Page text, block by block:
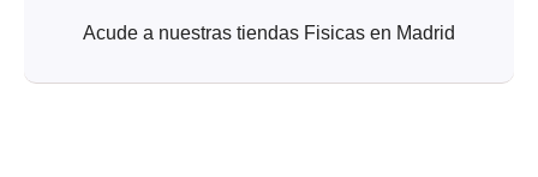
Acude a nuestras tiendas Fisicas en Madrid